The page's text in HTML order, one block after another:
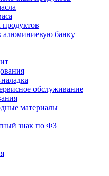
алюминиевую банку
обслуживание
материалы
знак по ФЗ